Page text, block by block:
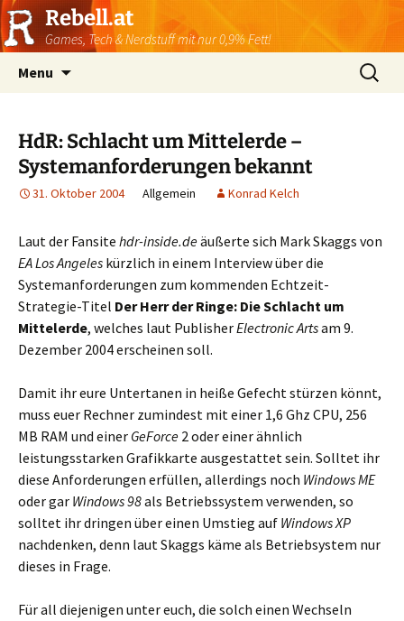
Rebell.at
Games, Tech & Nerdstuff mit nur 0,9% Fett!
Menu
Suchen
nach:
HdR: Schlacht um Mittelerde –
Systemanforderungen bekannt
31. Oktober 2004 Allgemein Konrad Kelch
Laut der Fansite hdr-inside.deäußerte sich Mark Skaggs von
EA Los Angeles kürzlich in einem Interview über die
Systemanforderungen zum kommenden Echtzeit-
Strategie-Titel Der Herr der Ringe: Die Schlacht um
Mittelerde, welches laut PublisherElectronic Artsam 9.
Dezember 2004 erscheinen soll.
Damit ihr eure Untertanen in heiße Gefecht stürzen könnt,
muss euer Rechner zumindest mit einer 1,6 Ghz CPU, 256
MB RAM und einer GeForce 2 oder einer ähnlich
leistungsstarken Grafikkarte ausgestattet sein. Solltet ihr
diese Anforderungen erfüllen, allerdings noch Windows ME
oder gar Windows 98als Betriebssystem verwenden, so
solltet ihr dringen über einen Umstieg auf Windows XP
nachdenken, denn laut Skaggs käme als Betriebsystem nur
dieses in Frage.
Für all diejenigen unter euch, die solch einen Wechseln